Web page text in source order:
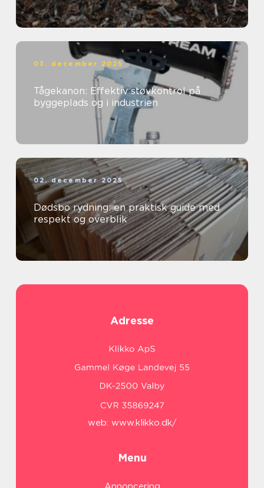
03. december 2025
Tågekanon: Effektiv støvkontrol på
byggeplads og i industrien
02. december 2025
Dødsbo rydning: en praktisk guide med
respekt og overblik
Adresse
web: www.klikko.dk/
Menu